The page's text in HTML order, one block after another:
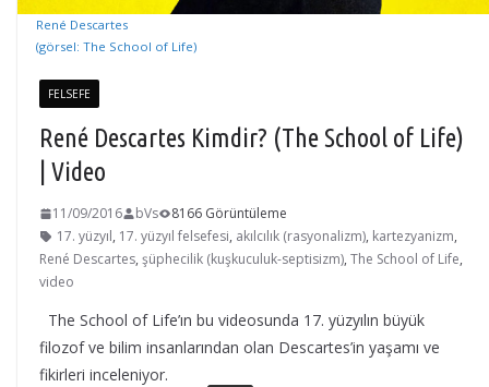
René Descartes
(görsel: The School of Life)
FELSEFE
René Descartes Kimdir? (The School of Life)
| Video
11/09/2016 bVs
8166 Görüntüleme
17. yüzyıl, 17. yüzyıl felsefesi, akılcılık (rasyonalizm), kartezyanizm,
René Descartes, şüphecilik (kuşkuculuk-septisizm), The School of Life,
video
The School of Life’ın bu videosunda 17. yüzyılın büyük
filozof ve bilim insanlarından olan Descartes’in yaşamı ve
fikirleri inceleniyor.